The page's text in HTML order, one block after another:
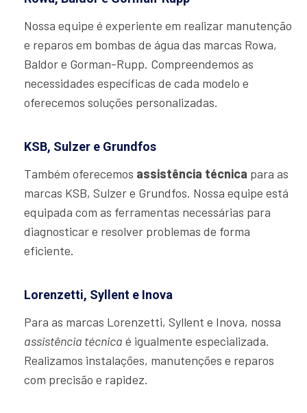
Nossa equipe é experiente em realizar manutenção
e reparos em bombas de água das marcas Rowa,
Baldor e Gorman-Rupp. Compreendemos as
necessidades específicas de cada modelo e
oferecemos soluções personalizadas.
KSB, Sulzer e Grundfos
Também oferecemos assistência técnica para as
marcas KSB, Sulzer e Grundfos. Nossa equipe está
equipada com as ferramentas necessárias para
diagnosticar e resolver problemas de forma
eficiente.
Lorenzetti, Syllent e Inova
Para as marcas Lorenzetti, Syllent e Inova, nossa
assistência técnica é igualmente especializada.
Realizamos instalações, manutenções e reparos
com precisão e rapidez.